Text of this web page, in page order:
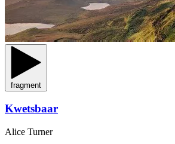
fragment
Kwetsbaar
Alice Turner